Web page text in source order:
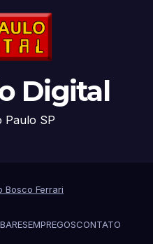
Digital
Paulo SP
Bosco Ferrari
BARESEMPREGOSCONTATO